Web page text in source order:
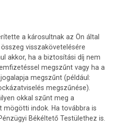
a károsultnak az Ön által
visszakövetelésére
akkor, ha a biztosítási díj nem
megszűnt vagy ha a
megszűnt (például:
megszűnése).
okkal szűnt meg a
mögötti indok. Ha továbbra is
Békéltető Testülethez is.